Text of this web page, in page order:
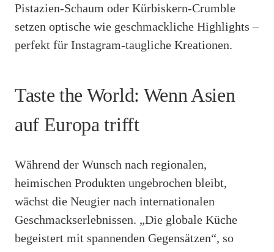
Pistazien-Schaum oder Kürbiskern-Crumble
setzen optische wie geschmackliche Highlights –
perfekt für Instagram-taugliche Kreationen.
Taste the World: Wenn Asien
auf Europa trifft
Während der Wunsch nach regionalen,
heimischen Produkten ungebrochen bleibt,
wächst die Neugier nach internationalen
Geschmackserlebnissen. „Die globale Küche
begeistert mit spannenden Gegensätzen“, so